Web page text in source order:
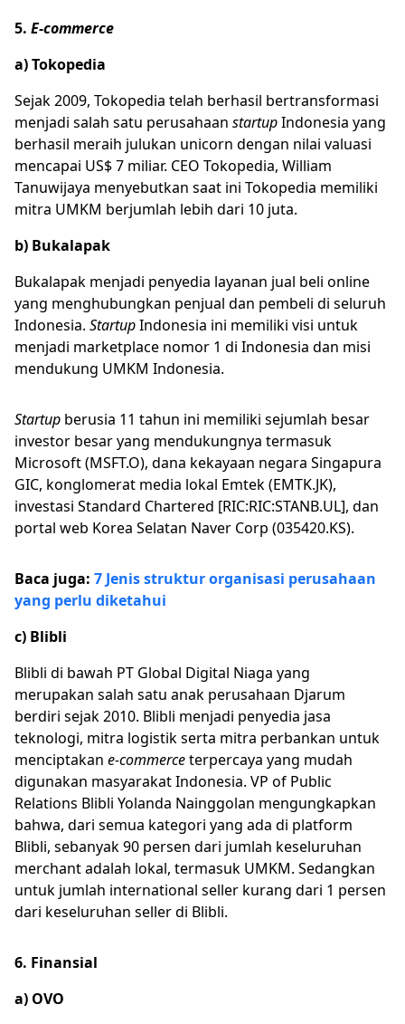
5. E-commerce
a) Tokopedia
Sejak 2009, Tokopedia telah berhasil bertransformasi
menjadi salah satu perusahaan startupIndonesia yang
berhasil meraih julukan unicorn dengan nilai valuasi
mencapai US$ 7 miliar. CEO Tokopedia, William
Tanuwijaya menyebutkan saat ini Tokopedia memiliki
mitra UMKM berjumlah lebih dari 10 juta.
b) Bukalapak
Bukalapak menjadi penyedia layanan jual beli online
yang menghubungkan penjual dan pembeli di seluruh
Indonesia. StartupIndonesia ini memiliki visi untuk
menjadi marketplace nomor 1 di Indonesia dan misi
mendukung UMKM Indonesia.
Startup berusia 11 tahun ini memiliki sejumlah besar
investor besar yang mendukungnya termasuk
Microsoft (MSFT.O), dana kekayaan negara Singapura
GIC, konglomerat media lokal Emtek (EMTK.JK),
investasi Standard Chartered [RIC:RIC:STANB.UL], dan
portal web Korea Selatan Naver Corp (035420.KS).
Baca juga: 7 Jenis struktur organisasi perusahaan
yang perlu diketahui
c) Blibli
Blibli di bawah PT Global Digital Niaga yang
merupakan salah satu anak perusahaan Djarum
berdiri sejak 2010. Blibli menjadi penyedia jasa
teknologi, mitra logistik serta mitra perbankan untuk
menciptakan e-commerceterpercaya yang mudah
digunakan masyarakat Indonesia. VP of Public
Relations Blibli Yolanda Nainggolan mengungkapkan
bahwa, dari semua kategori yang ada di platform
Blibli, sebanyak 90 persen dari jumlah keseluruhan
merchant adalah lokal, termasuk UMKM. Sedangkan
untuk jumlah international seller kurang dari 1 persen
dari keseluruhan seller di Blibli.
6. Finansial
a) OVO